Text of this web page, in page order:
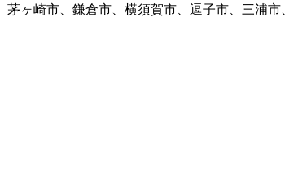
茅ヶ崎市、鎌倉市、横須賀市、逗子市、三浦